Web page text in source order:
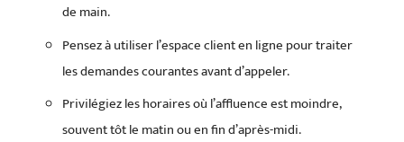
de main.
Pensez à utiliser l’espace client en ligne pour traiter
les demandes courantes avant d’appeler.
Privilégiez les horaires où l’affluence est moindre,
souvent tôt le matin ou en fin d’après-midi.